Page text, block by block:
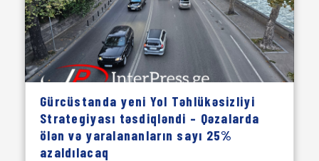
Gürcüstanda yeni Yol Təhlükəsizliyi
Strategiyası təsdiqləndi – Qəzalarda
ölən və yaralananların sayı 25%
azaldılacaq